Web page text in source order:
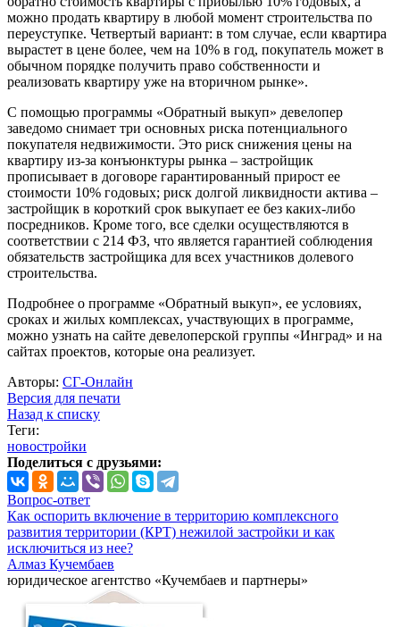
можно продать квартиру в любой момент строительства по
переуступке. Четвертый вариант: в том случае, если квартира
вырастет в цене более, чем на 10% в год, покупатель может в
обычном порядке получить право собственности и
реализовать квартиру уже на вторичном рынке».
С помощью программы «Обратный выкуп» девелопер
заведомо снимает три основных риска потенциального
покупателя недвижимости. Это риск снижения цены на
квартиру из-за конъюнктуры рынка – застройщик
прописывает в договоре гарантированный прирост ее
стоимости 10% годовых; риск долгой ликвидности актива –
застройщик в короткий срок выкупает ее без каких-либо
посредников. Кроме того, все сделки осуществляются в
соответствии с 214 ФЗ, что является гарантией соблюдения
обязательств застройщика для всех участников долевого
строительства.
Подробнее о программе «Обратный выкуп», ее условиях,
сроках и жилых комплексах, участвующих в программе,
можно узнать на сайте девелоперской группы «Инград» и на
сайтах проектов, которые она реализует.
Авторы: СГ-Онлайн
Версия для печати
Назад к списку
Теги:
новостройки
Поделиться с друзьями:
Вопрос-ответ
Как оспорить включение в территорию комплексного
развития территории (КРТ) нежилой застройки и как
исключиться из нее?
Алмаз Кучембаев
юридическое агентство «Кучембаев и партнеры»